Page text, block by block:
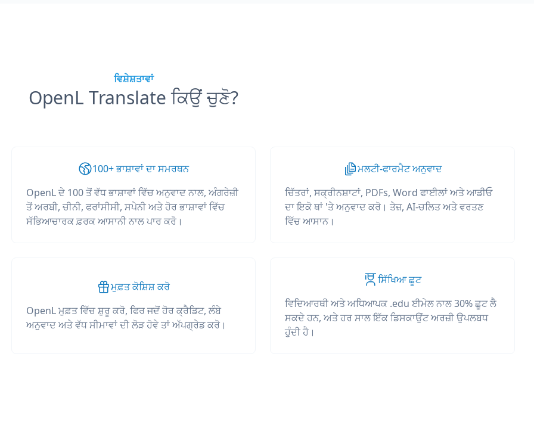
ਵਿਸ਼ੇਸ਼ਤਾਵਾਂ
OpenL Translate ਕਿਉਂ ਚੁਣੋ?
100+ ਭਾਸ਼ਾਵਾਂ ਦਾ ਸਮਰਥਨ
OpenL ਦੇ 100 ਤੋਂ ਵੱਧ ਭਾਸ਼ਾਵਾਂ ਵਿੱਚ ਅਨੁਵਾਦ ਨਾਲ, ਅੰਗਰੇਜ਼ੀ
ਤੋਂ ਅਰਬੀ, ਚੀਨੀ, ਫਰਾਂਸੀਸੀ, ਸਪੇਨੀ ਅਤੇ ਹੋਰ ਭਾਸ਼ਾਵਾਂ ਵਿੱਚ
ਸੱਭਿਆਚਾਰਕ ਫ਼ਰਕ ਆਸਾਨੀ ਨਾਲ ਪਾਰ ਕਰੋ।
ਮਲਟੀ-ਫਾਰਮੈਟ ਅਨੁਵਾਦ
ਚਿੱਤਰਾਂ, ਸਕ੍ਰੀਨਸ਼ਾਟਾਂ, PDFs, Word ਫਾਈਲਾਂ ਅਤੇ ਆਡੀਓ
ਦਾ ਇਕੋ ਥਾਂ 'ਤੇ ਅਨੁਵਾਦ ਕਰੋ। ਤੇਜ਼, AI-ਚਲਿਤ ਅਤੇ ਵਰਤਣ
ਵਿੱਚ ਆਸਾਨ।
ਮੁਫ਼ਤ ਕੋਸ਼ਿਸ਼ ਕਰੋ
OpenL ਮੁਫ਼ਤ ਵਿੱਚ ਸ਼ੁਰੂ ਕਰੋ, ਫਿਰ ਜਦੋਂ ਹੋਰ ਕ੍ਰੈਡਿਟ, ਲੰਬੇ
ਅਨੁਵਾਦ ਅਤੇ ਵੱਧ ਸੀਮਾਵਾਂ ਦੀ ਲੋੜ ਹੋਵੇ ਤਾਂ ਅੱਪਗ੍ਰੇਡ ਕਰੋ।
ਸਿੱਖਿਆ ਛੂਟ
ਵਿਦਿਆਰਥੀ ਅਤੇ ਅਧਿਆਪਕ .edu ਈਮੇਲ ਨਾਲ 30% ਛੂਟ ਲੈ
ਸਕਦੇ ਹਨ, ਅਤੇ ਹਰ ਸਾਲ ਇੱਕ ਡਿਸਕਾਉਂਟ ਅਰਜ਼ੀ ਉਪਲਬਧ
ਹੁੰਦੀ ਹੈ।